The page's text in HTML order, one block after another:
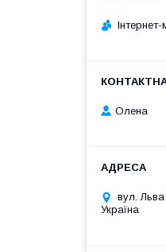
Олена
вул. Льва
Україна